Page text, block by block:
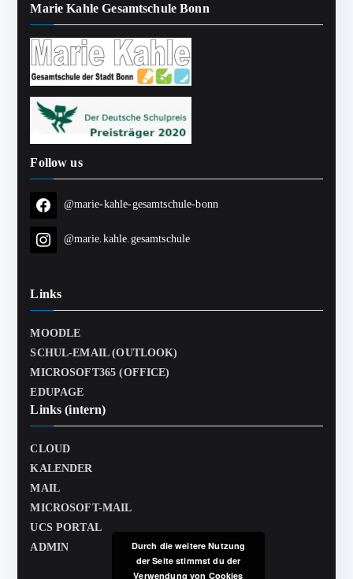
Marie Kahle Gesamtschule Bonn
Follow us
@marie-kahle-gesamtschule-bonn
@marie.kahle.gesamtschule
Links
MOODLE
SCHUL-EMAIL (OUTLOOK)
MICROSOFT365 (OFFICE)
EDUPAGE
Links (intern)
CLOUD
KALENDER
MAIL
MICROSOFT-MAIL
UCS PORTAL
ADMIN
Durch die weitere Nutzung
der Seite stimmst du der
Verwendung von Cookies